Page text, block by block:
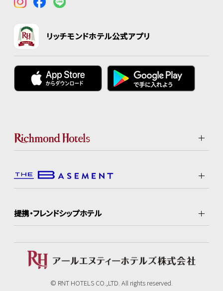
リッチモンドホテル公式アプリ
提携・フレンドシップホテル
© RNT HOTELS CO.,LTD. All rights reserved.